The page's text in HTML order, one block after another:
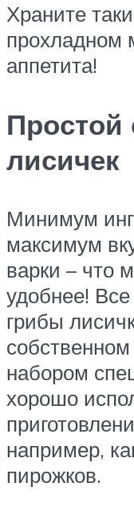
Храните
прохладном
аппетита!
Простой
лисичек
Минимум
максимум
варки – что
удобнее!
грибы
набором
хорошо
например,
пирожков.